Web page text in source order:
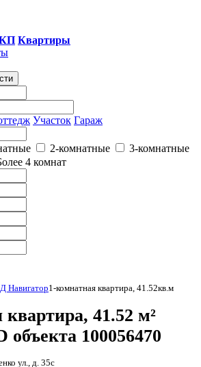
Квартиры
Участок Гараж
2-комнатные
3-комнатные
4 комнат
ЖД Навигатор